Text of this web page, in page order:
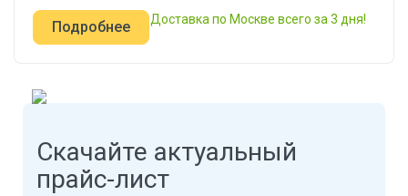
Подробнее Доставка по Москве всего за 3 дня!
Скачайте актуальный
прайс-лист